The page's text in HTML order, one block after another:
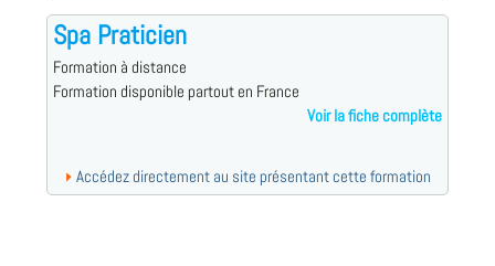
Spa Praticien
Formation à distance
Formation disponible partout en France
Voir la fiche complète
Accédez directement au site présentant cette formation